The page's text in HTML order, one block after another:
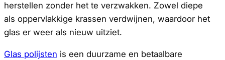
herstellen zonder het te verzwakken. Zowel diepe
als oppervlakkige krassen verdwijnen, waardoor het
glas er weer als nieuw uitziet.
Glas polijsten is een duurzame en betaalbare